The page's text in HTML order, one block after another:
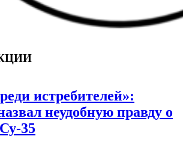
ТЕМАТИКИ
истребителей»:
неудобную правду о
35